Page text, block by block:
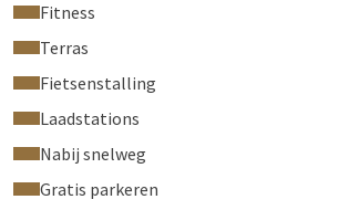
Fitness
Terras
Fietsenstalling
Laadstations
Nabij snelweg
Gratis parkeren